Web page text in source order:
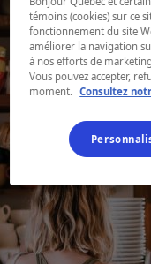
témoins (cookies) sur ce
fonctionnement du site
améliorer la navigation
à nos efforts de
Vous pouvez accepter,
moment. Consultez